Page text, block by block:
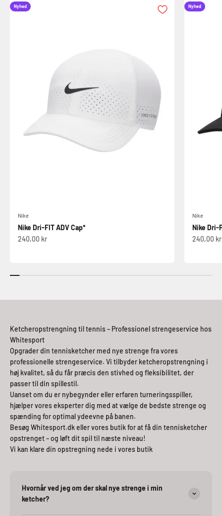
Nyhed
Nike
Nike Dri-FIT ADV Cap*
Salgspris
240,00 kr
Nyhed
Nike
Nike Dri-
Salgspris
240,00 kr
Ketcheropstrengning til tennis – Professionel strengeservice hos
Whitesport
Opgrader din tennisketcher med nye strenge fra vores
professionelle strengeservice. Vi tilbyder ketcheropstrengning i
høj kvalitet, så du får præcis den stivhed og fleksibilitet, der
passer til din spillestil.
Uanset om du er nybegynder eller erfaren turneringsspiller,
hjælper vores eksperter dig med at vælge de bedste strenge og
spænding for optimal ydeevne på banen.
Besøg Whitesport.dk eller vores butik for at få din tennisketcher
opstrenget – og løft dit spil til næste niveau!
Vi kan klare din opstregning nede i vores butik
Hvornår ved jeg om der skal nye strenge i min
ketcher?